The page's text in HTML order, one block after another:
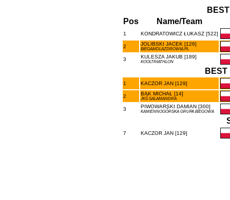
Pos
Name/Team
1 KONDRATOWICZ ŁUKASZ [522]
2 JOLIBSKI JACEK [126]
BIEGAMDLAZDROWIA.PL
3 KULESZA JAKUB [189]
KOOLTRIATHLON
BEST
1 KACZOR JAN [129]
2 BĄK MICHAŁ [14]
JKS SALAMANDRA
3 PIWOWARSKI DAMIAN [300]
KAMIENNOGÓRSKA GRUPA BIEGOWA
7 KACZOR JAN [129]